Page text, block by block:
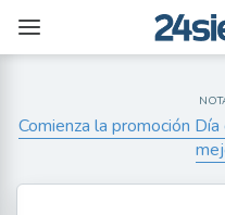
Comienza la promoción